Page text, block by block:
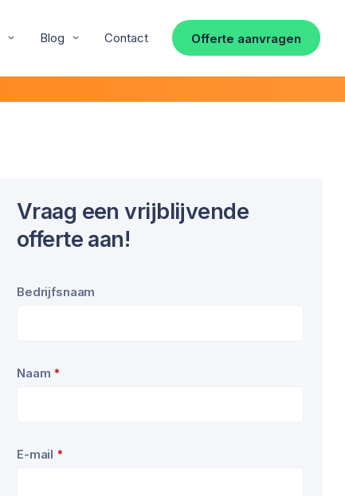
Blog Contact Offerte aanvragen
Vraag een vrijblijvende
offerte aan!
Bedrijfsnaam
Naam *
E-mail *